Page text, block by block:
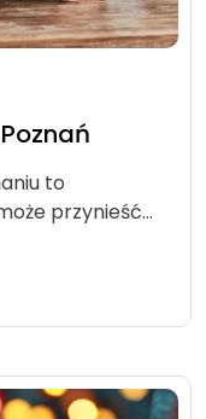
to
przynieść…